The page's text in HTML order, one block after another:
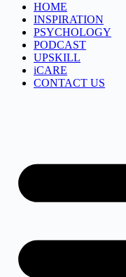
HOME
INSPIRATION
PSYCHOLOGY
PODCAST
UPSKILL
iCARE
CONTACT US